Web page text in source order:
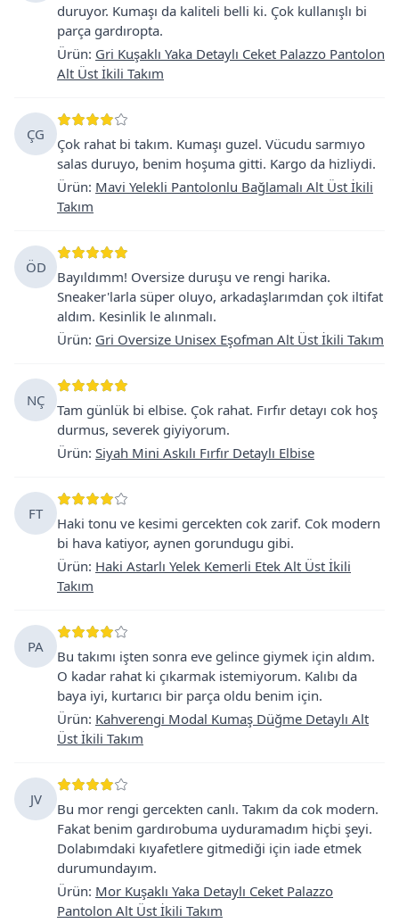
duruyor. Kumaşı da kaliteli belli ki. Çok kullanışlı bi
parça gardıropta.
Ürün: Gri Kuşaklı Yaka Detaylı Ceket Palazzo Pantolon
Alt Üst İkili Takım
ÇG
Çok rahat bi takım. Kumaşı guzel. Vücudu sarmıyo
salas duruyo, benim hoşuma gitti. Kargo da hizliydi.
Ürün: Mavi Yelekli Pantolonlu Bağlamalı Alt Üst İkili
Takım
ÖD
Bayıldımm! Oversize duruşu ve rengi harika.
Sneaker'larla süper oluyo, arkadaşlarımdan çok iltifat
aldım. Kesinlik le alınmalı.
Ürün: Gri Oversize Unisex Eşofman Alt Üst İkili Takım
NÇ
Tam günlük bi elbise. Çok rahat. Fırfır detayı cok hoş
durmus, severek giyiyorum.
Ürün: Siyah Mini Askılı Fırfır Detaylı Elbise
FT
Haki tonu ve kesimi gercekten cok zarif. Cok modern
bi hava katiyor, aynen gorundugu gibi.
Ürün: Haki Astarlı Yelek Kemerli Etek Alt Üst İkili
Takım
PA
Bu takımı işten sonra eve gelince giymek için aldım.
O kadar rahat ki çıkarmak istemiyorum. Kalıbı da
baya iyi, kurtarıcı bir parça oldu benim için.
Ürün: Kahverengi Modal Kumaş Düğme Detaylı Alt
Üst İkili Takım
JV
Bu mor rengi gercekten canlı. Takım da cok modern.
Fakat benim gardırobuma uyduramadım hiçbi şeyi.
Dolabımdaki kıyafetlere gitmediği için iade etmek
durumundayım.
Ürün: Mor Kuşaklı Yaka Detaylı Ceket Palazzo
Pantolon Alt Üst İkili Takım